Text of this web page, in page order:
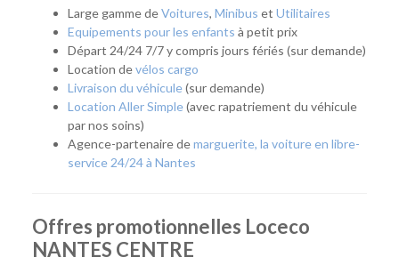
d'une voiture. Que ce soit pour partir en week-end,
transporter un meuble, effectuer un déménagement, partir
en vacances ou répondre à un besoin professionnel, vous
pouvez récupérer rapidement un véhicule adapté à votre
projet.
Cette approche permet de profiter d'une voiture ou d'un
utilitaire uniquement lorsque cela est nécessaire, tout en
bénéficiant d'un large choix de modèles et de tarifs
Quel véhicule choisir ?
Notre agence Nantes Centre propose une gamme complète
Large gamme deVoitures, Minibus et Utilitaires
Equipements pour les enfants à petit prix
Départ 24/24 7/7 y compris jours fériés (sur demande)
Location devélos cargo
Livraison du véhicule(sur demande)
Location Aller Simple(avec rapatriement du véhicule
par nos soins)
Agence-partenaire demarguerite, la voiture en libre-
service 24/24 à Nantes
Offres promotionnelles Loceco
NANTES CENTRE